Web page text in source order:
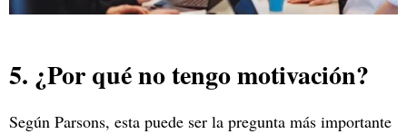
5. ¿Por qué no tengo motivación?
Según Parsons, esta puede ser la pregunta más importante